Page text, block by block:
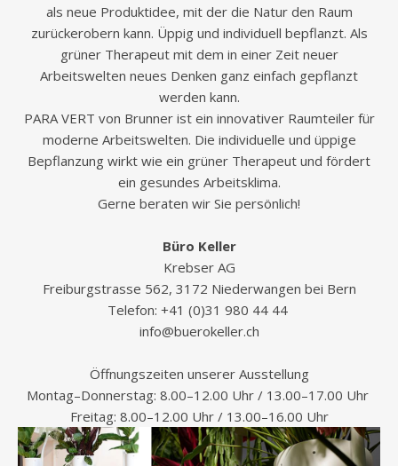
als neue Produktidee, mit der die Natur den Raum
zurückerobern kann. Üppig und individuell bepflanzt. Als
grüner Therapeut mit dem in einer Zeit neuer
Arbeitswelten neues Denken ganz einfach gepflanzt
werden kann.
PARA VERT von Brunner ist ein innovativer Raumteiler für
moderne Arbeitswelten. Die individuelle und üppige
Bepflanzung wirkt wie ein grüner Therapeut und fördert
ein gesundes Arbeitsklima.
Gerne beraten wir Sie persönlich!
Büro Keller
Krebser AG
Freiburgstrasse 562, 3172 Niederwangen bei Bern
Telefon: +41 (0)31 980 44 44
info@buerokeller.ch
Öffnungszeiten unserer Ausstellung
Montag–Donnerstag: 8.00–12.00 Uhr / 13.00–17.00 Uhr
Freitag: 8.00–12.00 Uhr / 13.00–16.00 Uhr